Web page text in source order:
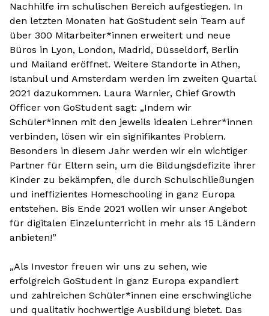
Nachhilfe im schulischen Bereich aufgestiegen. In
den letzten Monaten hat GoStudent sein Team auf
über 300 Mitarbeiter*innen erweitert und neue
Büros in Lyon, London, Madrid, Düsseldorf, Berlin
und Mailand eröffnet. Weitere Standorte in Athen,
Istanbul und Amsterdam werden im zweiten Quartal
2021 dazukommen. Laura Warnier, Chief Growth
Officer von GoStudent sagt: „Indem wir
Schüler*innen mit den jeweils idealen Lehrer*innen
verbinden, lösen wir ein signifikantes Problem.
Besonders in diesem Jahr werden wir ein wichtiger
Partner für Eltern sein, um die Bildungsdefizite ihrer
Kinder zu bekämpfen, die durch Schulschließungen
und ineffizientes Homeschooling in ganz Europa
entstehen. Bis Ende 2021 wollen wir unser Angebot
für digitalen Einzelunterricht in mehr als 15 Ländern
anbieten!”
„Als Investor freuen wir uns zu sehen, wie
erfolgreich GoStudent in ganz Europa expandiert
und zahlreichen Schüler*innen eine erschwingliche
und qualitativ hochwertige Ausbildung bietet. Das